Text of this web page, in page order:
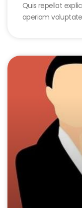
Quis repellat
aperiam